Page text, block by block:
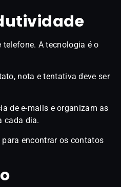
telefone. A tecnologia é o
nota e tentativa deve ser
de e-mails e organizam as
cada dia.
para encontrar os contatos